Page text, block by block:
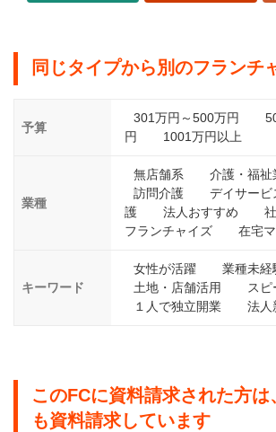
同じタイプから別のフランチ
予算
301万円～500万円
円
1001万円以上
業種
無店舗系 介護・福祉
訪問介護
デイサービ
護
法人おすすめ
フランチャイズ
在宅
キーワード
女性が活躍
業種未経
土地・店舗活用
スピ
１人で独立開業
法人
このFCに資料請求された方は
も資料請求しています